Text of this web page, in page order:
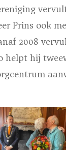
Prins ook
2008
helpt hij